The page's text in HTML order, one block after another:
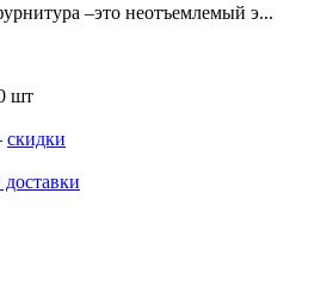
–это неотъемлемый э...
шт
скидки